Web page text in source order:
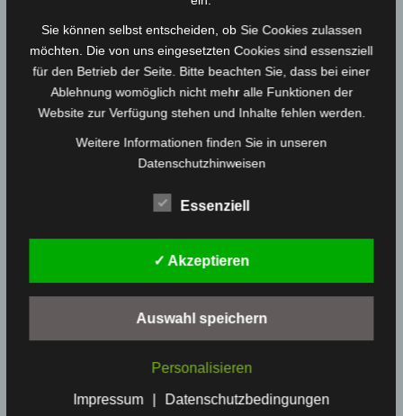
Turm und Taschen
Coole Motive von Hand gedruckt
Sie können selbst entscheiden, ob Sie Cookies zulassen
möchten. Die von uns eingesetzten Cookies sind essensziell
für den Betrieb der Seite. Bitte beachten Sie, dass bei einer
Ablehnung womöglich nicht mehr alle Funktionen der
Website zur Verfügung stehen und Inhalte fehlen werden.
Weitere Informationen finden Sie in unseren
Datenschutzhinweisen
Essenziell
✓ Akzeptieren
Auswahl speichern
Personalisieren
Impressum Datenschutzbedingungen